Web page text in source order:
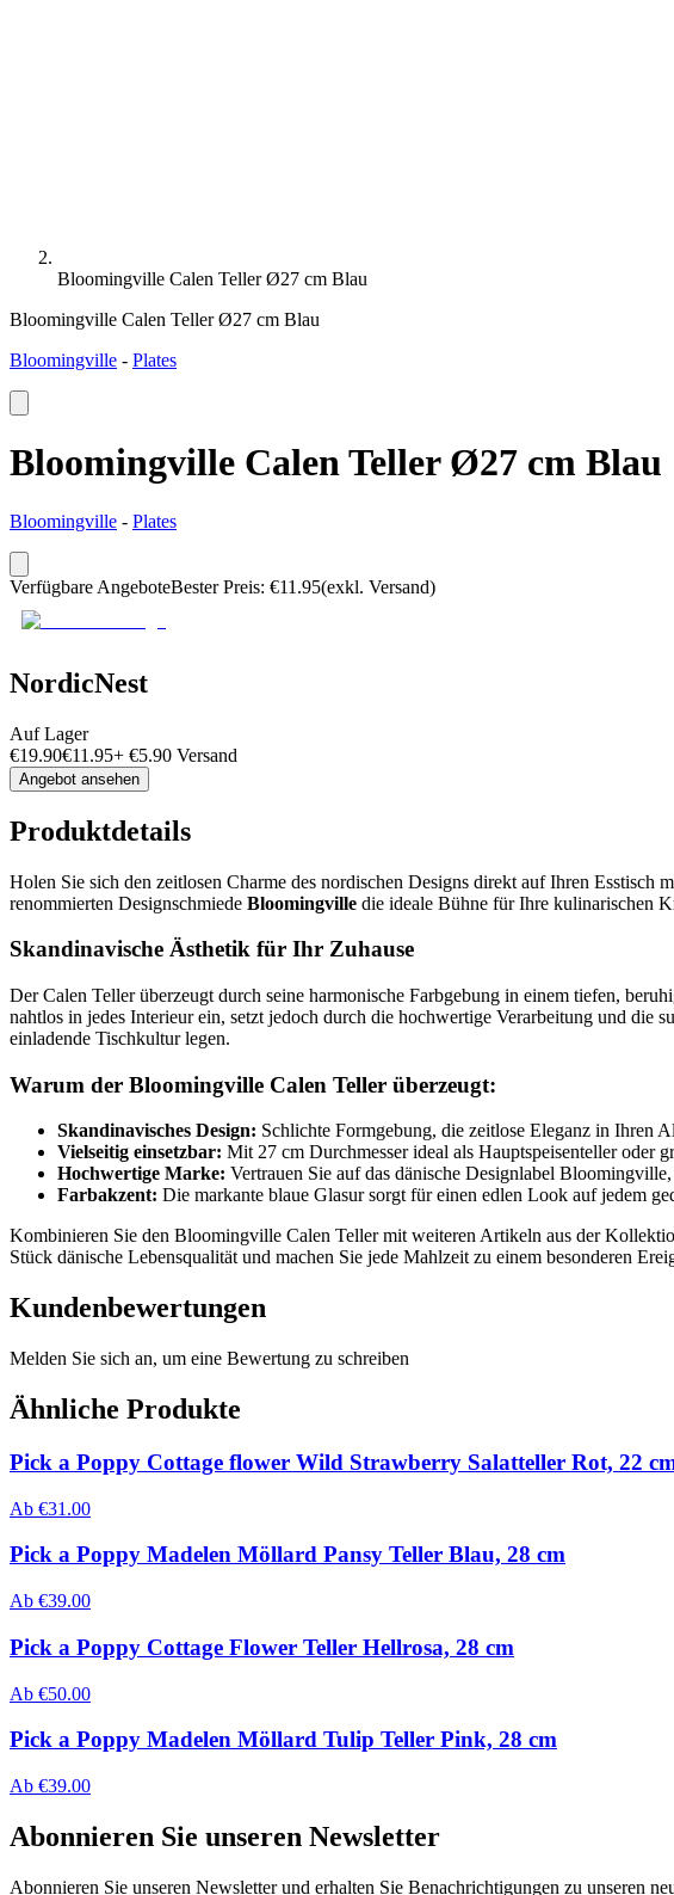
Bloomingville Calen Teller Ø27 cm Blau
Bloomingville Calen Teller Ø27 cm Blau
Bloomingville - Plates
Bloomingville Calen Teller Ø27 cm Blau
Bloomingville - Plates
Verfügbare AngeboteBester Preis: €11.95(exkl. Versand)
NordicNest
Auf Lager
€19.90€11.95+ €5.90 Versand
Angebot ansehen
Produktdetails
Holen Sie sich den zeitlosen Charme des nordischen Designs direkt auf Ihren Esstisch
renommierten Designschmiede Bloomingville die ideale Bühne für Ihre kulinarischen
Skandinavische Ästhetik für Ihr Zuhause
Der Calen Teller überzeugt durch seine harmonische Farbgebung in einem tiefen,
nahtlos in jedes Interieur ein, setzt jedoch durch die hochwertige Verarbeitung und
einladende Tischkultur legen.
Warum der Bloomingville Calen Teller überzeugt:
Skandinavisches Design: Schlichte Formgebung, die zeitlose Eleganz in Ihren
Vielseitig einsetzbar: Mit 27 cm Durchmesser ideal als Hauptspeisenteller oder
Hochwertige Marke: Vertrauen Sie auf das dänische Designlabel
Farbakzent: Die markante blaue Glasur sorgt für einen edlen Look auf jedem
Kombinieren Sie den Bloomingville Calen Teller mit weiteren Artikeln aus der
Stück dänische Lebensqualität und machen Sie jede Mahlzeit zu einem besonderen
Kundenbewertungen
Melden Sie sich an, um eine Bewertung zu schreiben
Ähnliche Produkte
Pick a Poppy Cottage flower Wild Strawberry Salatteller Rot, 22
Ab €31.00
Pick a Poppy Madelen Möllard Pansy Teller Blau, 28 cm
Ab €39.00
Pick a Poppy Cottage Flower Teller Hellrosa, 28 cm
Ab €50.00
Pick a Poppy Madelen Möllard Tulip Teller Pink, 28 cm
Ab €39.00
Abonnieren Sie unseren Newsletter
Abonnieren Sie unseren Newsletter und erhalten Sie Benachrichtigungen zu unseren